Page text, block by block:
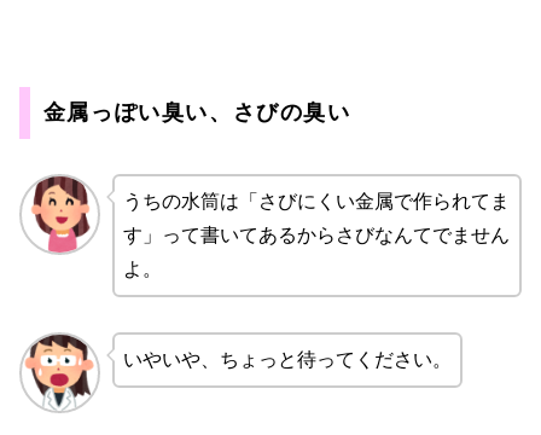
金属っぽい臭い、さびの臭い
うちの水筒は「さびにくい金属で作られてま
す」って書いてあるからさびなんてでません
よ。
いやいや、ちょっと待ってください。